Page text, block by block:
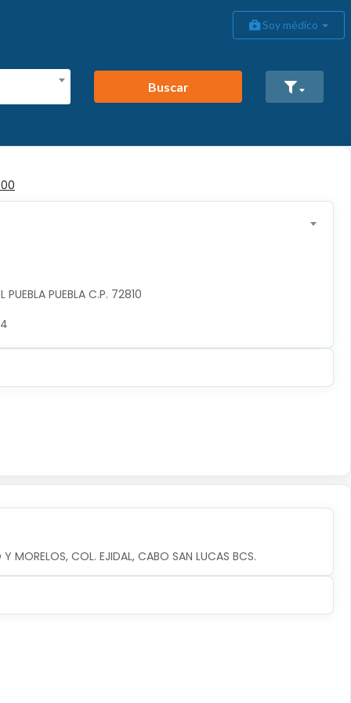
Soy médico
Buscar
PUEBLA PUEBLA C.P. 72810
MORELOS, COL. EJIDAL, CABO SAN LUCAS BCS.